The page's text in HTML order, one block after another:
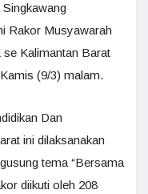
Rakor Musyawarah
Kalimantan Barat
(9/3) malam.
Dan
ini dilaksanakan
tema “Bersama
diikuti oleh 208